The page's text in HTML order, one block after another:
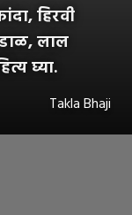
हिरवी
लाल
घ्या.
Takla Bhaji